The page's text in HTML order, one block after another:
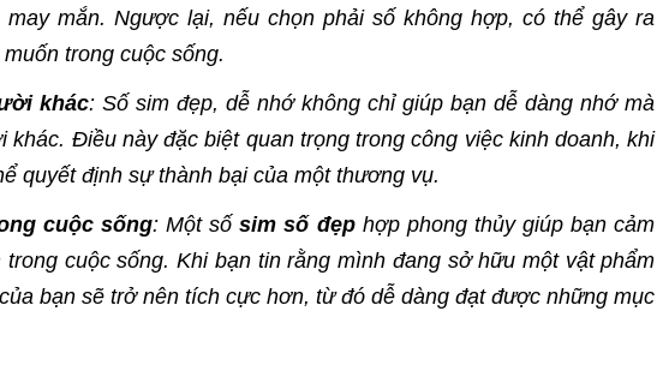
mắn. Ngược lại, nếu chọn phải số không hợp, có thể gây ra
trong cuộc sống.
khác: Số sim đẹp, dễ nhớ không chỉ giúp bạn dễ dàng nhớ mà
khác. Điều này đặc biệt quan trọng trong công việc kinh doanh, khi
quyết định sự thành bại của một thương vụ.
cuộc sống: Một sốsim số đẹphợp phong thủy giúp bạn cảm
cuộc sống. Khi bạn tin rằng mình đang sở hữu một vật phẩm
bạn sẽ trở nên tích cực hơn, từ đó dễ dàng đạt được những mục